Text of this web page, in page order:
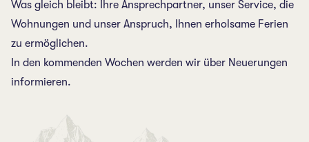
Was gleich bleibt: Ihre Ansprechpartner, unser Service, die
Wohnungen und unser Anspruch, Ihnen erholsame Ferien
zu ermöglichen.
In den kommenden Wochen werden wir über Neuerungen
informieren.